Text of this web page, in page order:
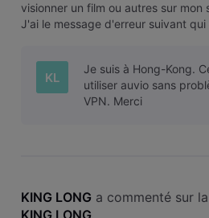
visionner un film ou autres sur mon
J'ai le message d'erreur suivant
KL
Je suis à Hong-Kong.
utiliser auvio sans
VPN. Merci
KING LONG a commenté sur
KING LONG